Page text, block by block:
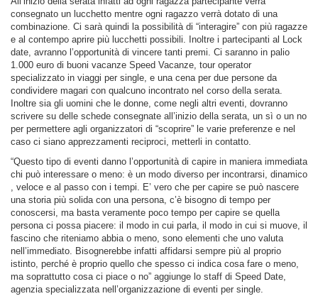
consegnato un lucchetto mentre ogni ragazzo verrà dotato di una
combinazione. Ci sarà quindi la possibilità di “interagire” con più ragazze
e al contempo aprire più lucchetti possibili. Inoltre i partecipanti al Lock
date, avranno l’opportunità di vincere tanti premi. Ci saranno in palio
1.000 euro di buoni vacanze Speed Vacanze, tour operator
specializzato in viaggi per single, e una cena per due persone da
condividere magari con qualcuno incontrato nel corso della serata.
Inoltre sia gli uomini che le donne, come negli altri eventi, dovranno
scrivere su delle schede consegnate all’inizio della serata, un sì o un no
per permettere agli organizzatori di “scoprire” le varie preferenze e nel
caso ci siano apprezzamenti reciproci, metterli in contatto.
“Questo tipo di eventi danno l’opportunità di capire in maniera immediata
chi può interessare o meno: è un modo diverso per incontrarsi, dinamico
, veloce e al passo con i tempi. E’ vero che per capire se può nascere
una storia più solida con una persona, c’è bisogno di tempo per
conoscersi, ma basta veramente poco tempo per capire se quella
persona ci possa piacere: il modo in cui parla, il modo in cui si muove, il
fascino che riteniamo abbia o meno, sono elementi che uno valuta
nell’immediato. Bisognerebbe infatti affidarsi sempre più al proprio
istinto, perché è proprio quello che spesso ci indica cosa fare o meno,
ma soprattutto cosa ci piace o no” aggiunge lo staff di Speed Date,
agenzia specializzata nell’organizzazione di eventi per single.